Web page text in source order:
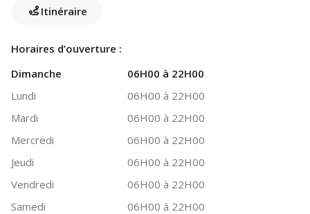
Itinéraire
Horaires d’ouverture :
Dimanche
06H00 à 22H00
Lundi
06H00 à 22H00
Mardi
06H00 à 22H00
Mercredi
06H00 à 22H00
Jeudi
06H00 à 22H00
Vendredi
06H00 à 22H00
Samedi
06H00 à 22H00